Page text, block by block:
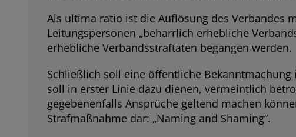
Als ultima ratio ist die Auflösung des Verbandes
Leitungspersonen „beharrlich erhebliche
erhebliche Verbandsstraftaten begangen werden.
Schließlich soll eine öffentliche
soll in erster Linie dazu dienen, vermeintlich
gegebenenfalls Ansprüche geltend machen
Strafmaßnahme dar: „Naming and Shaming“.